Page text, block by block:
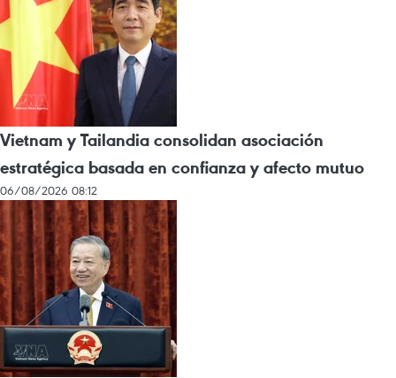
Vietnam y Tailandia consolidan asociación
estratégica basada en confianza y afecto mutuo
06/08/2026 08:12